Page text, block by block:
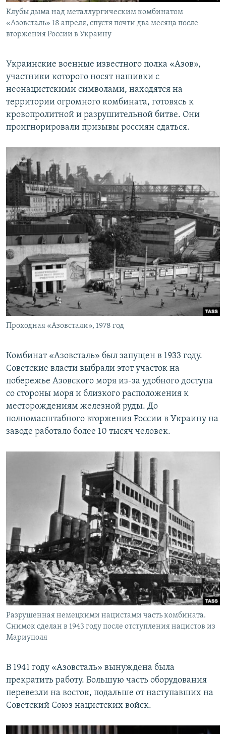
Клубы дыма над металлургическим комбинатом
«Азовсталь» 18 апреля, спустя почти два месяца после
вторжения России в Украину
Украинские военные известного полка «Азов»,
участники которого носят нашивки с
неонацистскими символами, находятся на
территории огромного комбината, готовясь к
кровопролитной и разрушительной битве. Они
проигнорировали призывы россиян сдаться.
Проходная «Азовстали», 1978 год
Комбинат «Азовсталь» был запущен в 1933 году.
Советские власти выбрали этот участок на
побережье Азовского моря из-за удобного доступа
со стороны моря и близкого расположения к
месторождениям железной руды. До
полномасштабного вторжения России в Украину на
заводе работало более 10 тысяч человек.
Разрушенная немецкими нацистами часть комбината.
Снимок сделан в 1943 году после отступления нацистов из
Мариуполя
В 1941 году «Азовсталь» вынуждена была
прекратить работу. Большую часть оборудования
перевезли на восток, подальше от наступавших на
Советский Союз нацистских войск.